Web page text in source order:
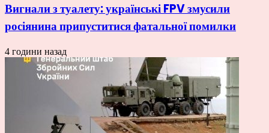
Вигнали з туалету: українські FPV змусили
росіянина припуститися фатальної помилки
4 години назад